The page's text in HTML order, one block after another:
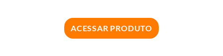
ACESSAR PRODUTO